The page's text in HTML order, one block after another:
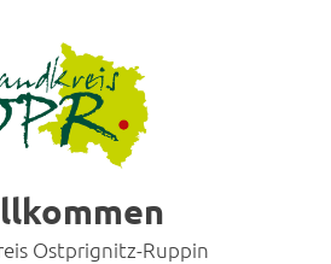
Ostprignitz-Ruppin